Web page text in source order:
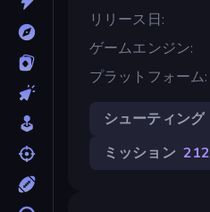
リリース日
ゲームエンジン
プラットフォーム
シューティング
ミッション 212